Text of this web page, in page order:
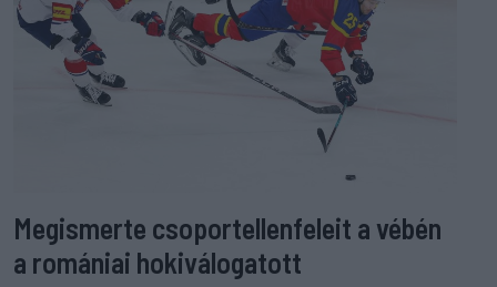
Megismerte csoportellenfeleit a vébén
a romániai hokiválogatott